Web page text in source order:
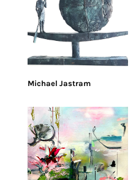
Michael Jastram